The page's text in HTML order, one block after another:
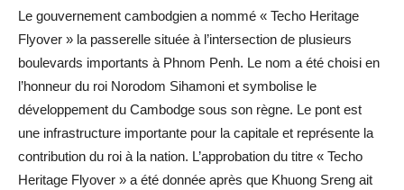
Le gouvernement cambodgien a nommé « Techo Heritage
Flyover » la passerelle située à l’intersection de plusieurs
boulevards importants à Phnom Penh. Le nom a été choisi en
l’honneur du roi Norodom Sihamoni et symbolise le
développement du Cambodge sous son règne. Le pont est
une infrastructure importante pour la capitale et représente la
contribution du roi à la nation. L’approbation du titre « Techo
Heritage Flyover » a été donnée après que Khuong Sreng ait